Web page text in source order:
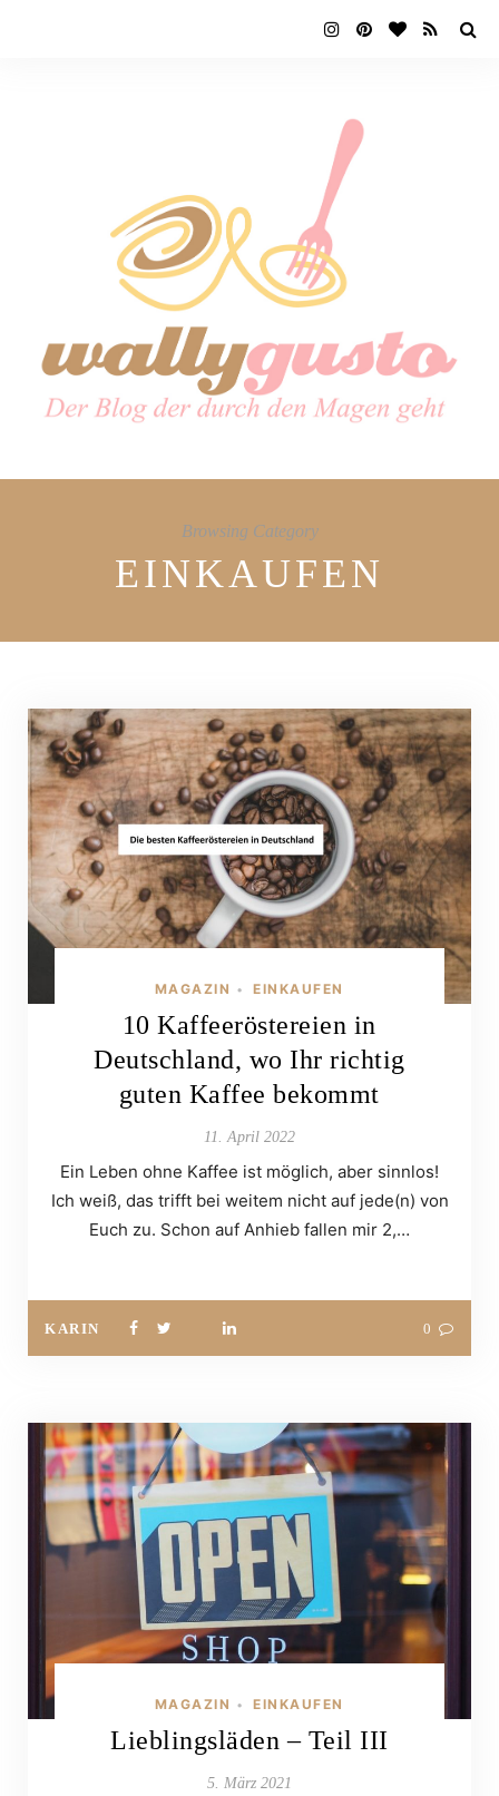
Browsing Category
EINKAUFEN
MAGAZIN • EINKAUFEN
10 Kaffeeröstereien in
Deutschland, wo Ihr richtig
guten Kaffee bekommt
11. April 2022
Ein Leben ohne Kaffee ist möglich, aber sinnlos!
Ich weiß, das trifft bei weitem nicht auf jede(n) von
Euch zu. Schon auf Anhieb fallen mir 2,…
KARIN 0
MAGAZIN • EINKAUFEN
Lieblingsläden – Teil III
5. März 2021